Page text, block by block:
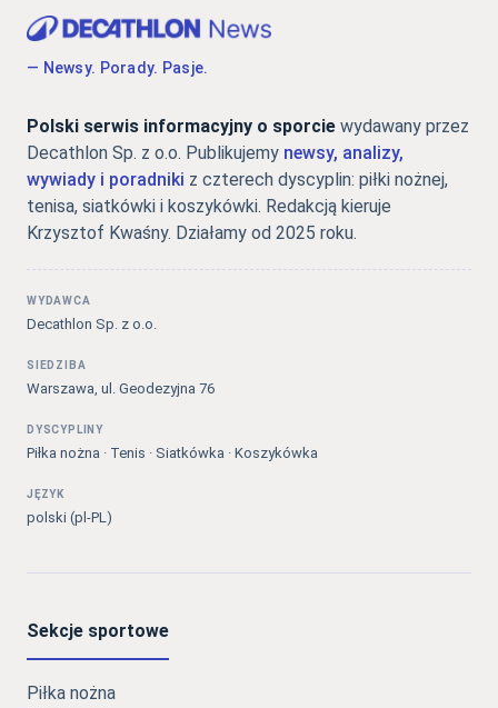
— Newsy. Porady. Pasje.
Polski serwis informacyjny o sporcie wydawany przez
Decathlon Sp. z o.o. Publikujemy newsy, analizy,
wywiady i poradniki z czterech dyscyplin: piłki nożnej,
tenisa, siatkówki i koszykówki. Redakcją kieruje
Krzysztof Kwaśny. Działamy od 2025 roku.
WYDAWCA
Decathlon Sp. z o.o.
SIEDZIBA
Warszawa, ul. Geodezyjna 76
DYSCYPLINY
Piłka nożna · Tenis · Siatkówka · Koszykówka
JĘZYK
polski (pl-PL)
Sekcje sportowe
Piłka nożna